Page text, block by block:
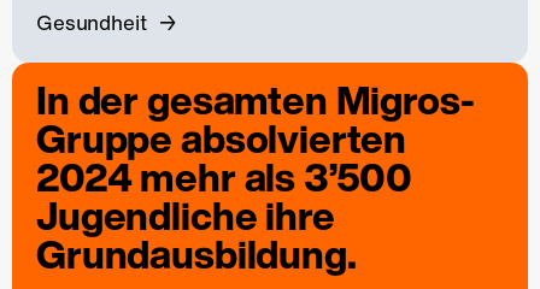
Gesundheit
In der gesamten Migros-
Gruppe absolvierten
2024 mehr als 3’500
Jugendliche ihre
Grundausbildung.